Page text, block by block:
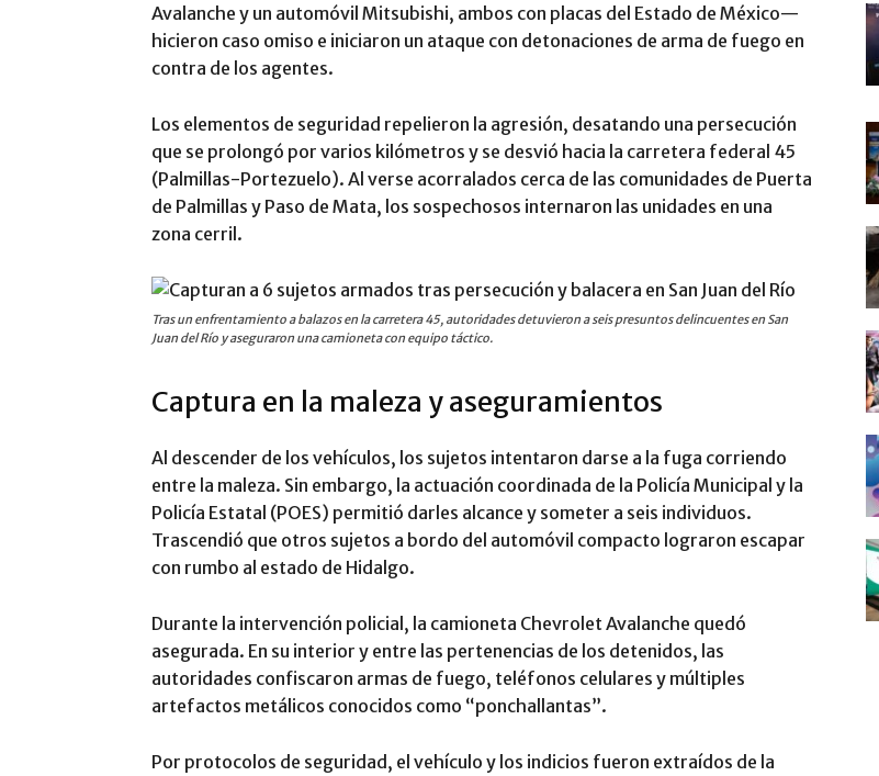
Avalanche y un automóvil Mitsubishi, ambos con placas del Estado de México—
hicieron caso omiso e iniciaron un ataque con detonaciones de arma de fuego en
contra de los agentes.
Los elementos de seguridad repelieron la agresión, desatando una persecución
que se prolongó por varios kilómetros y se desvió hacia la carretera federal 45
(Palmillas-Portezuelo). Al verse acorralados cerca de las comunidades de Puerta
de Palmillas y Paso de Mata, los sospechosos internaron las unidades en una
zona cerril.
Tras un enfrentamiento a balazos en la carretera 45, autoridades detuvieron a seis presuntos delincuentes en San
Juan del Río y aseguraron una camioneta con equipo táctico.
Captura en la maleza y aseguramientos
Al descender de los vehículos, los sujetos intentaron darse a la fuga corriendo
entre la maleza. Sin embargo, la actuación coordinada de la Policía Municipal y la
Policía Estatal (POES) permitió darles alcance y someter a seis individuos.
Trascendió que otros sujetos a bordo del automóvil compacto lograron escapar
con rumbo al estado de Hidalgo.
Durante la intervención policial, la camioneta Chevrolet Avalanche quedó
asegurada. En su interior y entre las pertenencias de los detenidos, las
autoridades confiscaron armas de fuego, teléfonos celulares y múltiples
artefactos metálicos conocidos como “ponchallantas”.
Por protocolos de seguridad, el vehículo y los indicios fueron extraídos de la